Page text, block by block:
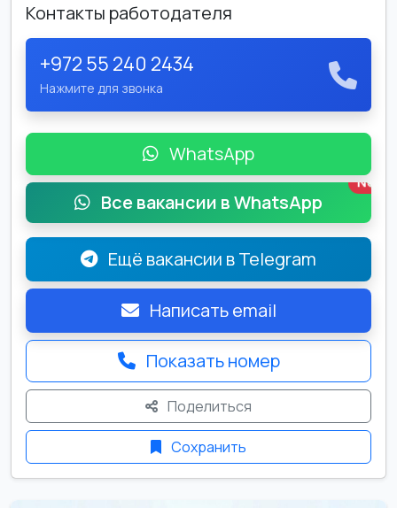
Контакты работодателя
+972 55 240 2434
Нажмите для звонка
WhatsApp
Все вакансии в WhatsApp
New
Ещё вакансии в Telegram
Написать email
Показать номер
Поделиться
Сохранить